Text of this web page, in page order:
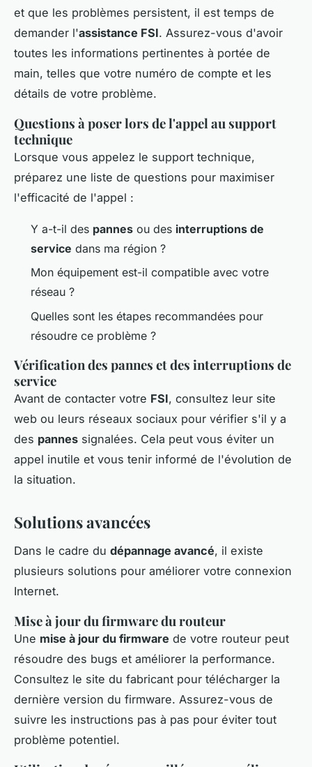
et que les problèmes persistent, il est temps de
demander l'assistance FSI. Assurez-vous d'avoir
toutes les informations pertinentes à portée de
main, telles que votre numéro de compte et les
détails de votre problème.
Questions à poser lors de l'appel au support
technique
Lorsque vous appelez le support technique,
préparez une liste de questions pour maximiser
l'efficacité de l'appel :
Y a-t-il des pannes ou des interruptions de
service dans ma région ?
Mon équipement est-il compatible avec votre
réseau ?
Quelles sont les étapes recommandées pour
résoudre ce problème ?
Vérification des pannes et des interruptions de
service
Avant de contacter votre FSI, consultez leur site
web ou leurs réseaux sociaux pour vérifier s'il y a
des pannes signalées. Cela peut vous éviter un
appel inutile et vous tenir informé de l'évolution de
la situation.
Solutions avancées
Dans le cadre du dépannage avancé, il existe
plusieurs solutions pour améliorer votre connexion
Internet.
Mise à jour du firmware du routeur
Une mise à jour du firmware de votre routeur peut
résoudre des bugs et améliorer la performance.
Consultez le site du fabricant pour télécharger la
dernière version du firmware. Assurez-vous de
suivre les instructions pas à pas pour éviter tout
problème potentiel.